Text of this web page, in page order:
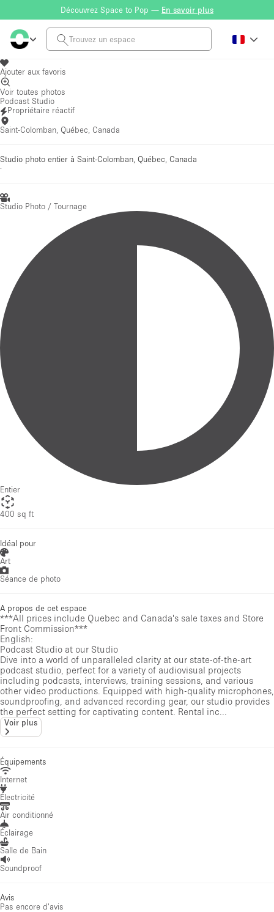
Découvrez Space to Pop — En savoir plus
Ajouter aux favoris
Voir toutes photos
Podcast Studio
Propriétaire réactif
Saint-Colomban, Québec, Canada
Studio photo entier à Saint-Colomban, Québec, Canada
·
Studio Photo / Tournage
Entier
400 sq ft
Idéal pour
Art
Séance de photo
A propos de cet espace
***All prices include Quebec and Canada's sale taxes and Store
Front Commission***
English:
Podcast Studio at our Studio
Dive into a world of unparalleled clarity at our state-of-the-art
podcast studio, perfect for a variety of audiovisual projects
including podcasts, interviews, training sessions, and various
other video productions. Equipped with high-quality microphones,
soundproofing, and advanced recording gear, our studio provides
the perfect setting for captivating content. Rental inc...
Voir plus
Équipements
Internet
Électricité
Air conditionné
Éclairage
Salle de Bain
Soundproof
Avis
Pas encore d'avis